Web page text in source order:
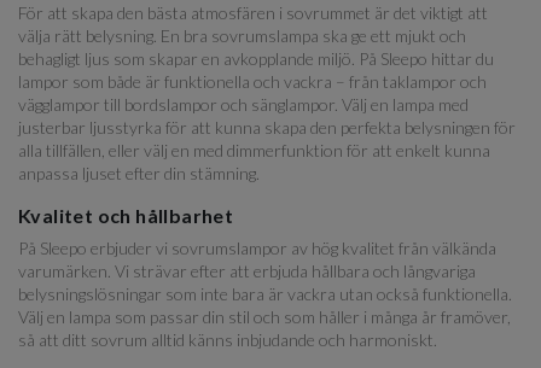
För att skapa den bästa atmosfären i sovrummet är det viktigt att
välja rätt belysning. En bra sovrumslampa ska ge ett mjukt och
behagligt ljus som skapar en avkopplande miljö. På Sleepo hittar du
lampor som både är funktionella och vackra – från taklampor och
vägglampor till bordslampor och sänglampor. Välj en lampa med
justerbar ljusstyrka för att kunna skapa den perfekta belysningen för
alla tillfällen, eller välj en med dimmerfunktion för att enkelt kunna
anpassa ljuset efter din stämning.
Kvalitet och hållbarhet
På Sleepo erbjuder vi sovrumslampor av hög kvalitet från välkända
varumärken. Vi strävar efter att erbjuda hållbara och långvariga
belysningslösningar som inte bara är vackra utan också funktionella.
Välj en lampa som passar din stil och som håller i många år framöver,
så att ditt sovrum alltid känns inbjudande och harmoniskt.